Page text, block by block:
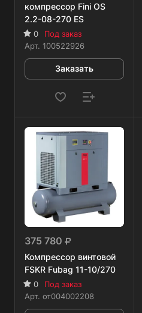
компрессор Fini OS
2.2-08-270 ES
0
Под заказ
Арт. 100522926
Заказать
375 780
Компрессор винтовой
FSKR Fubag 11-10/270
0
Под заказ
Арт. от004002208